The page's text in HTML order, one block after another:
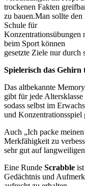
trockenen Fakten
zu bauen.Man sollte
Schule für
Konzentrationsübungen
beim Sport können
gesetzte Ziele nur durch
Spielerisch das Gehirn
Das altbekannte
gibt für jede
sodass selbst im
und Konzentrationsspiel
Auch „Ich packe
Merkfähigkeit zu
sehr gut auf
Eine Runde Scrabble
Gedächtnis und